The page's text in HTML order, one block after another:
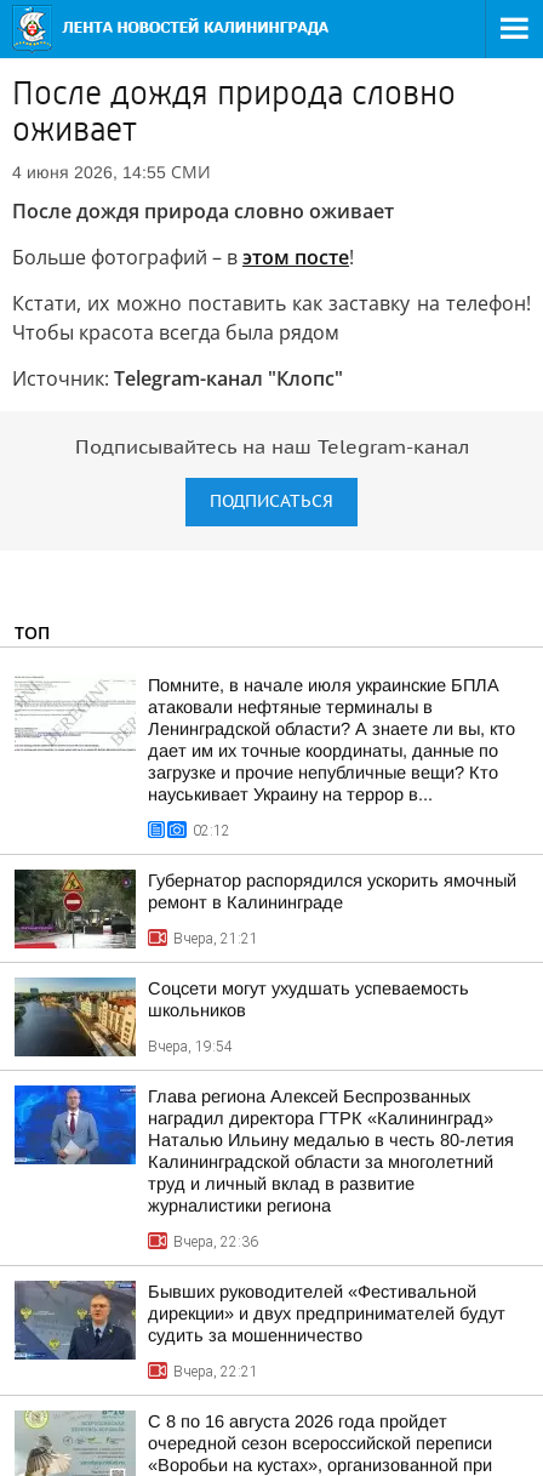
После дождя природа словно
оживает
4 июня 2026, 14:55 СМИ
После дождя природа словно оживает
Больше фотографий – вэтом посте!
Кстати, их можно поставить как заставку на телефон!
Чтобы красота всегда была рядом
Источник: Telegram-канал "Клопс"
Подписывайтесь на наш Telegram-канал
ПОДПИСАТЬСЯ
ТОП
Помните, в начале июля украинские БПЛА
атаковали нефтяные терминалы в
Ленинградской области? А знаете ли вы, кто
дает им их точные координаты, данные по
загрузке и прочие непубличные вещи? Кто
науськивает Украину на террор в...
02:12
Губернатор распорядился ускорить ямочный
ремонт в Калининграде
Вчера, 21:21
Соцсети могут ухудшать успеваемость
школьников
Вчера, 19:54
Глава региона Алексей Беспрозванных
наградил директора ГТРК «Калининград»
Наталью Ильину медалью в честь 80-летия
Калининградской области за многолетний
труд и личный вклад в развитие
журналистики региона
Вчера, 22:36
Бывших руководителей «Фестивальной
дирекции» и двух предпринимателей будут
судить за мошенничество
Вчера, 22:21
С 8 по 16 августа 2026 года пройдет
очередной сезон всероссийской переписи
«Воробьи на кустах», организованной при